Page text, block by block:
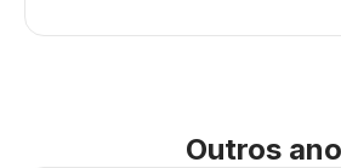
Outros